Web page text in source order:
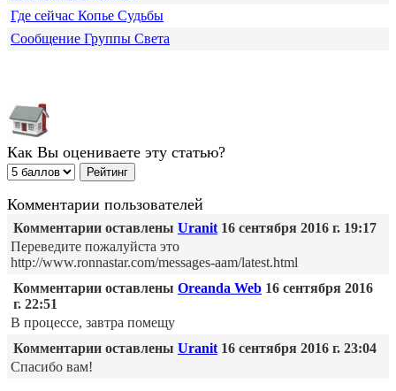
Где сейчас Копье Судьбы
Сообщение Группы Света
Как Вы оцениваете эту статью?
Комментарии пользователей
Комментарии оставлены Uranit 16 сентября 2016 г. 19:17
Переведите пожалуйста это
http://www.ronnastar.com/messages-aam/latest.html
Комментарии оставлены Oreanda Web 16 сентября 2016
г. 22:51
В процессе, завтра помещу
Комментарии оставлены Uranit 16 сентября 2016 г. 23:04
Спасибо вам!